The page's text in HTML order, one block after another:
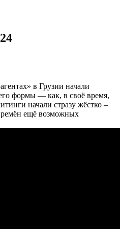
в Грузии начали
формы — как, в своё время,
начали стразу жёстко –
ещё возможных